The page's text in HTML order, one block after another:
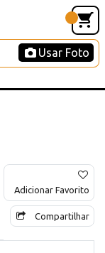
Usar Foto
Adicionar Favorito
Compartilhar